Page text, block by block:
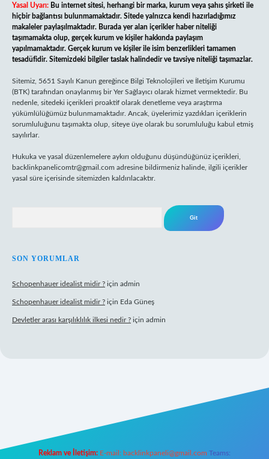
Yasal Uyarı: Bu internet sitesi, herhangi bir marka, kurum veya şahıs şirketi ile
hiçbir bağlantısı bulunmamaktadır. Sitede yalnızca kendi hazırladığımız
makaleler paylaşılmaktadır. Burada yer alan içerikler haber niteliği
taşımamakta olup, gerçek kurum ve kişiler hakkında paylaşım
yapılmamaktadır. Gerçek kurum ve kişiler ile isim benzerlikleri tamamen
tesadüfidir. Sitemizdeki bilgiler taslak halindedir ve tavsiye niteliği taşımazlar.
Sitemiz, 5651 Sayılı Kanun gereğince Bilgi Teknolojileri ve İletişim Kurumu
(BTK) tarafından onaylanmış bir Yer Sağlayıcı olarak hizmet vermektedir. Bu
nedenle, sitedeki içerikleri proaktif olarak denetleme veya araştırma
yükümlülüğümüz bulunmamaktadır. Ancak, üyelerimiz yazdıkları içeriklerin
sorumluluğunu taşımakta olup, siteye üye olarak bu sorumluluğu kabul etmiş
sayılırlar.
Hukuka ve yasal düzenlemelere aykırı olduğunu düşündüğünüz içerikleri,
backlinkpanelicomtr@gmail.com adresine bildirmeniz halinde, ilgili içerikler
yasal süre içerisinde sitemizden kaldırılacaktır.
SON YORUMLAR
Schopenhauer idealist midir ? için admin
Schopenhauer idealist midir ? için Eda Güneş
Devletler arası karşılıklılık ilkesi nedir ? için admin
Reklam ve İletişim: E-mail: backlinkpaneli@gmail.com Teams: